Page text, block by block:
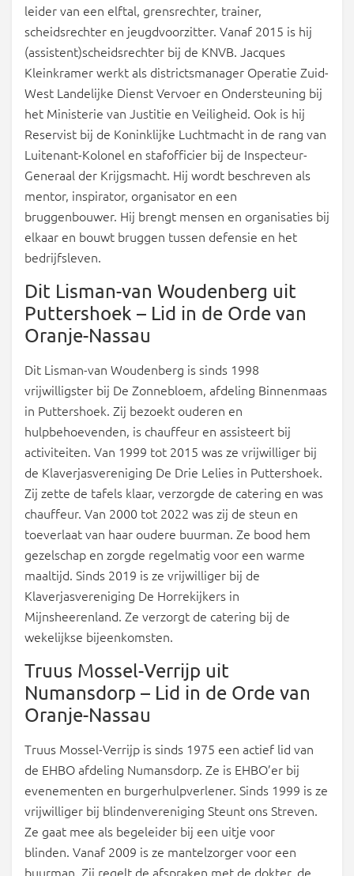
leider van een elftal, grensrechter, trainer,
scheidsrechter en jeugdvoorzitter. Vanaf 2015 is hij
(assistent)scheidsrechter bij de KNVB. Jacques
Kleinkramer werkt als districtsmanager Operatie Zuid-
West Landelijke Dienst Vervoer en Ondersteuning bij
het Ministerie van Justitie en Veiligheid. Ook is hij
Reservist bij de Koninklijke Luchtmacht in de rang van
Luitenant-Kolonel en stafofficier bij de Inspecteur-
Generaal der Krijgsmacht. Hij wordt beschreven als
mentor, inspirator, organisator en een
bruggenbouwer. Hij brengt mensen en organisaties bij
elkaar en bouwt bruggen tussen defensie en het
bedrijfsleven.
Dit Lisman-van Woudenberg uit
Puttershoek – Lid in de Orde van
Oranje-Nassau
Dit Lisman-van Woudenberg is sinds 1998
vrijwilligster bij De Zonnebloem, afdeling Binnenmaas
in Puttershoek. Zij bezoekt ouderen en
hulpbehoevenden, is chauffeur en assisteert bij
activiteiten. Van 1999 tot 2015 was ze vrijwilliger bij
de Klaverjasvereniging De Drie Lelies in Puttershoek.
Zij zette de tafels klaar, verzorgde de catering en was
chauffeur. Van 2000 tot 2022 was zij de steun en
toeverlaat van haar oudere buurman. Ze bood hem
gezelschap en zorgde regelmatig voor een warme
maaltijd. Sinds 2019 is ze vrijwilliger bij de
Klaverjasvereniging De Horrekijkers in
Mijnsheerenland. Ze verzorgt de catering bij de
wekelijkse bijeenkomsten.
Truus Mossel-Verrijp uit
Numansdorp – Lid in de Orde van
Oranje-Nassau
Truus Mossel-Verrijp is sinds 1975 een actief lid van
de EHBO afdeling Numansdorp. Ze is EHBO’er bij
evenementen en burgerhulpverlener. Sinds 1999 is ze
vrijwilliger bij blindenvereniging Steunt ons Streven.
Ze gaat mee als begeleider bij een uitje voor
blinden. Vanaf 2009 is ze mantelzorger voor een
buurman. Zij regelt de afspraken met de dokter, de